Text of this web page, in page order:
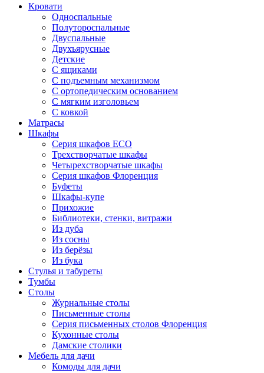
Кровати
Односпальные
Полутороспальные
Двуспальные
Двухъярусные
Детские
С ящиками
С подъемным механизмом
С ортопедическим основанием
С мягким изголовьем
С ковкой
Матрасы
Шкафы
Серия шкафов ECO
Трехстворчатые шкафы
Четырехстворчатые шкафы
Серия шкафов Флоренция
Буфеты
Шкафы-купе
Прихожие
Библиотеки, стенки, витражи
Из дуба
Из сосны
Из берёзы
Из бука
Стулья и табуреты
Тумбы
Столы
Журнальные столы
Письменные столы
Серия письменных столов Флоренция
Кухонные столы
Дамские столики
Мебель для дачи
Комоды для дачи